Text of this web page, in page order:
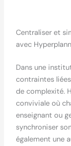
Centraliser et
avec
Dans une
contraintes
de complexité.
conviviale où
enseignant ou
synchroniser
également une